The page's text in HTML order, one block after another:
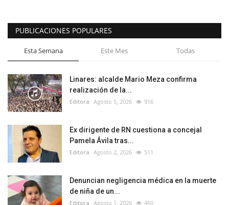
PUBLICACIONES POPULARES
Esta Semana Este Mes Todas
Linares: alcalde Mario Meza confirma
realización de la...
Editora Agosto 5, 2026 916
Ex dirigente de RN cuestiona a concejal
Pamela Ávila tras...
Editora Agosto 2, 2026 511
Denuncian negligencia médica en la muerte
de niña de un...
Editora Agosto 1, 2026 460